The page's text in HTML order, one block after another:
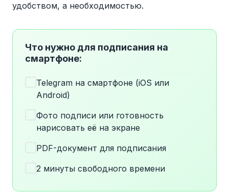
удобством, а необходимостью.
Что нужно для подписания на
смартфоне:
Telegram на смартфоне (iOS или
Android)
Фото подписи или готовность
нарисовать её на экране
PDF-документ для подписания
2 минуты свободного времени